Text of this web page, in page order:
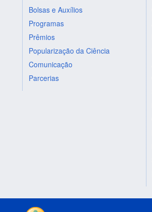
Bolsas e Auxílios
Programas
Prêmios
Popularização da Ciência
Comunicação
Parcerias